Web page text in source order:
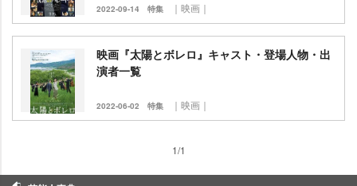
2022-09-14 特集 ｜映画｜
映画『太陽とボレロ』キャスト・登場人物・出
演者一覧
2022-06-02 特集 ｜映画｜
1/1